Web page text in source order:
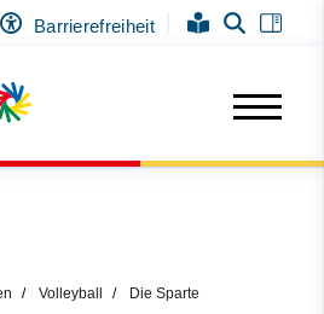
Barrierefreiheit
Volleyball
Die Sparte